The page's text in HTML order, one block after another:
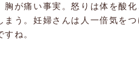
胸が痛い事実。怒りは体を酸
まう。妊婦さんは人一倍気を
ね。